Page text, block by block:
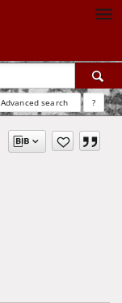
Advanced search ?